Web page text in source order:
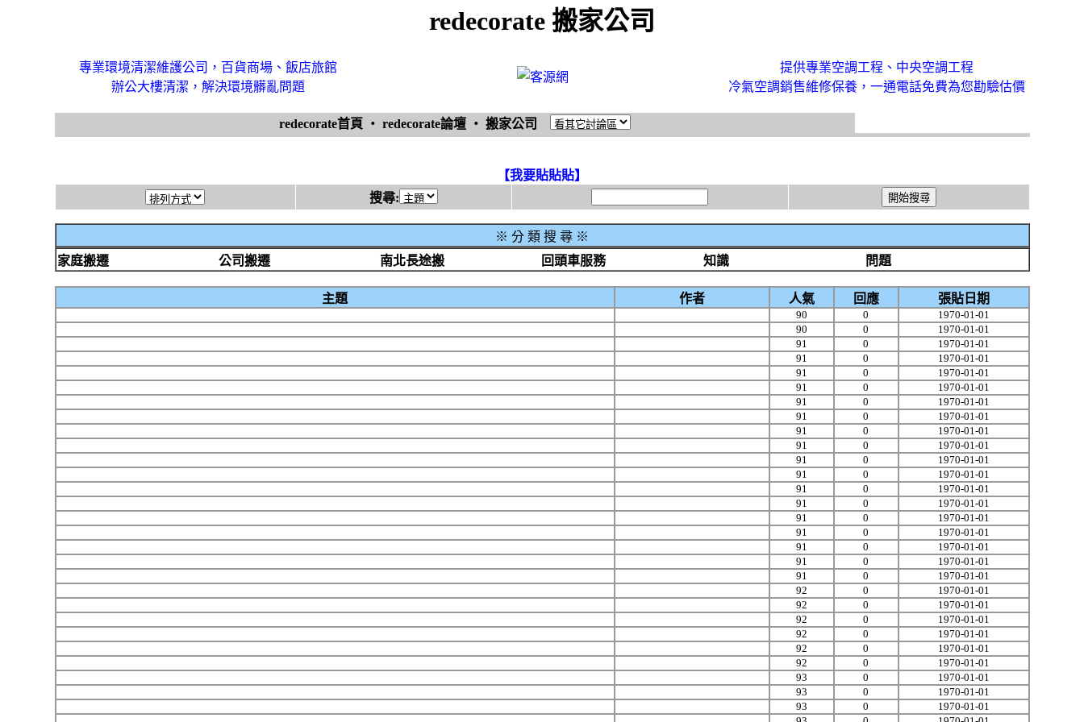
redecorate 搬家公司
專業環境清潔維護公司，百貨商場、飯店旅館
辦公大樓清潔，解決環境髒亂問題
提供專業空調工程、中央空調工程
冷氣空調銷售維修保養，一通電話免費為您勘驗估價
redecorate首頁 ‧ redecorate論壇 ‧ 搬家公司
【我要貼貼貼】
搜尋:
※ 分 類 搜 尋 ※
家庭搬遷
公司搬遷 南北長途搬 回頭車服務 知識 問題
主題 作者 人氣 回應 張貼日期
90 0
1970-01-01
90
0
1970-01-01
91
0
1970-01-01
91
0
1970-01-01
91
0
1970-01-01
91
0
1970-01-01
91
0
1970-01-01
91
0
1970-01-01
91
0
1970-01-01
91
0
1970-01-01
91
0
1970-01-01
91
0
1970-01-01
91
0
1970-01-01
91
0
1970-01-01
91
0
1970-01-01
91
0
1970-01-01
91
0
1970-01-01
91
0
1970-01-01
91
0
1970-01-01
92
0
1970-01-01
92
0
1970-01-01
92
0
1970-01-01
92
0
1970-01-01
92
0
1970-01-01
92
0
1970-01-01
93
0
1970-01-01
93
0
1970-01-01
93
0
1970-01-01